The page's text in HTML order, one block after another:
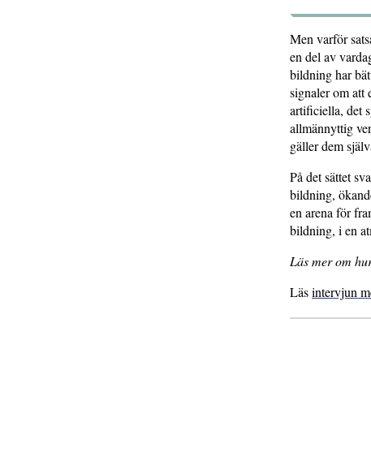
Men varför
en del av
bildning har
signaler om att
artificiella, det
allmännyttig
gäller dem
På det sättet
bildning,
en arena för
bildning, i en
Läs mer om
Läsintervjun